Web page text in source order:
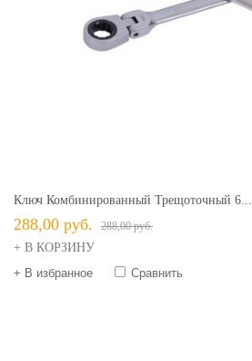
Ключ Комбинированный Трещоточный 6...
288,00 руб. 288,00 руб.
+ В КОРЗИНУ
+ В избранное
Сравнить